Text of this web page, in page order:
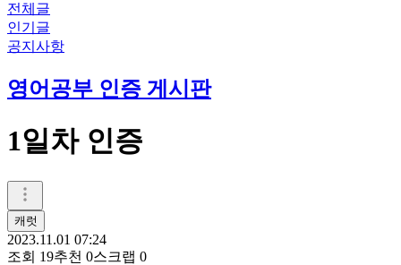
전체글
인기글
공지사항
영어공부 인증 게시판
1일차 인증
캐럿
2023.11.01 07:24
조회 19추천 0스크랩 0